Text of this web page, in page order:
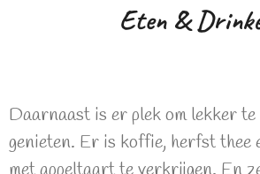
Eten &
Daarnaast is er plek om lekker
genieten. Er is koffie, herfst thee